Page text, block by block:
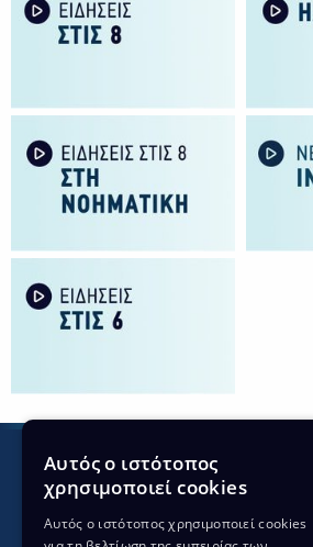
Αυτός ο ιστότοπος
χρησιμοποιεί cookies
Αυτός ο ιστότοπος χρησιμοποιεί cookies